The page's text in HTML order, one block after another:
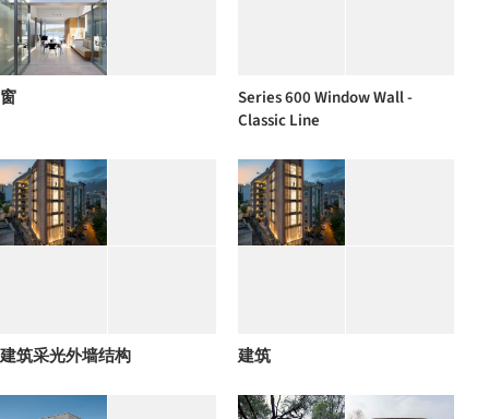
窗
Series 600 Window Wall -
Classic Line
建筑采光外墙结构 建筑